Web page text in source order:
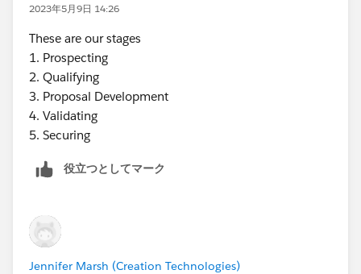
Qualifying
Proposal Development
Validating
Securing
Then your Formula needs to be like this
$Profile.Name <> 'System Administrator',
'Prospecting', 1,
'Qualifying', 2,
'Proposal Development', 3,
2023年5月9日 14:26
These are our stages
1. Prospecting
2. Qualifying
3. Proposal Development
4. Validating
5. Securing
役立つとしてマーク
Jennifer Marsh (Creation Technologies)